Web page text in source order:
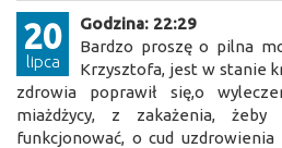
20
lipca
Godzina: 22:29
Bardzo proszę o pilna
Krzysztofa, jest w stanie
zdrowia poprawił się,o
miażdżycy, z zakażenia,
funkcjonować, o cud